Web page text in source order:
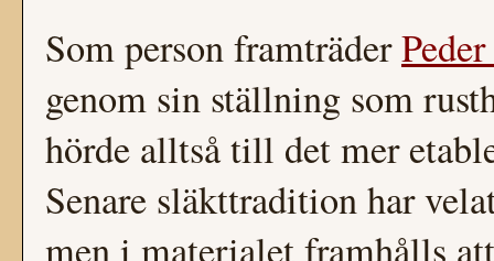
Som person framträder
genom sin ställning som
hörde alltså till det mer
Senare släkttradition har
men i materialet framhålls